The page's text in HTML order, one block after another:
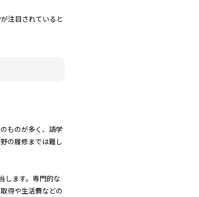
注目されていると
ものが多く、語学
の履修までは難し
します。専門的な
得や生活費などの